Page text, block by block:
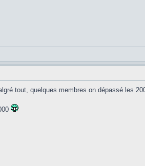
tout, quelques membres on dépassé les